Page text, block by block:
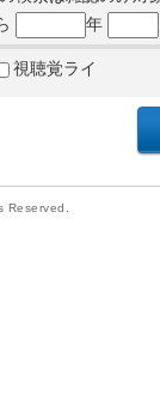
年
視聴覚ライ